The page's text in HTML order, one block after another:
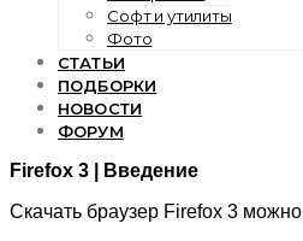
Софт и утилиты
Фото
СТАТЬИ
ПОДБОРКИ
НОВОСТИ
ФОРУМ
Firefox 3 | Введение
Скачать браузер Firefox 3 можно